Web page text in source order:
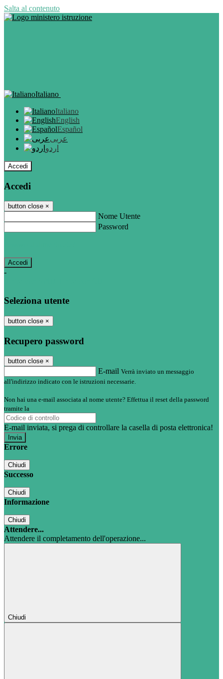
Salta al contenuto
Italiano
Italiano
English
Español
عربى
اردو
Accedi
Accedi
button close ×
Nome Utente
Password
-
Seleziona utente
button close ×
Recupero password
button close ×
E-mail Verrà inviato un messaggio
all'indirizzo indicato con le istruzioni necessarie.
Non hai una e-mail associata al nome utente? Effettua il reset della password
tramite la
E-mail inviata, si prega di controllare la casella di posta elettronica!
Errore
Chiudi
Successo
Chiudi
Informazione
Chiudi
Attendere...
Attendere il completamento dell'operazione...
Chiudi